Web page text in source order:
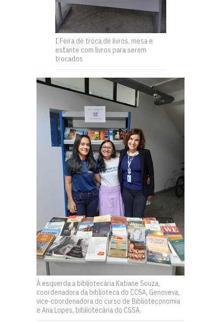
I Feira de troca de livros, mesa e
estante com livros para serem
trocados
À esquerda a bibliotecária Katiane Souza,
coordenadora da biblioteca do CCSA, Genoveva,
vice-coordenadora do curso de Biblioteconomia
e Ana Lopes, bibliotecária do CSSA.